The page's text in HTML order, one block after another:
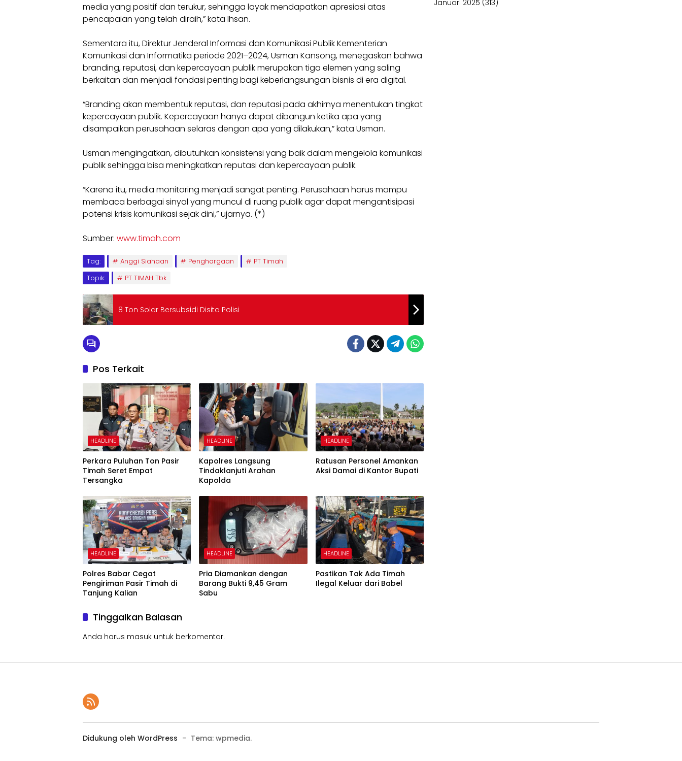
media yang positif dan terukur, sehingga layak mendapatkan apresiasi atas
pencapaian yang telah diraih,” kata Ihsan.
Sementara itu, Direktur Jenderal Informasi dan Komunikasi Publik Kementerian
Komunikasi dan Informatika periode 2021–2024, Usman Kansong, menegaskan bahwa
branding, reputasi, dan kepercayaan publik merupakan tiga elemen yang saling
berkaitan dan menjadi fondasi penting bagi keberlangsungan bisnis di era digital.
“Branding akan membentuk reputasi, dan reputasi pada akhirnya menentukan tingkat
kepercayaan publik. Kepercayaan hanya dapat dibangun ketika apa yang
disampaikan perusahaan selaras dengan apa yang dilakukan,” kata Usman.
Usman mengingatkan, dibutuhkan konsistensi yang baik dalam mengelola komunikasi
publik sehingga bisa meningkatkan reputasi dan kepercayaan publik.
“Karena itu, media monitoring menjadi sangat penting. Perusahaan harus mampu
membaca berbagai sinyal yang muncul di ruang publik agar dapat mengantisipasi
potensi krisis komunikasi sejak dini,” ujarnya. (*)
Sumber: www.timah.com
Tag: Anggi Siahaan Penghargaan
PT Timah
Topik:
PT TIMAH Tbk
8 Ton Solar Bersubsidi Disita Polisi
Pos Terkait
HEADLINE
Perkara Puluhan Ton Pasir
Timah Seret Empat
Tersangka
HEADLINE
Kapolres Langsung
Tindaklanjuti Arahan
Kapolda
HEADLINE
Ratusan Personel Amankan
Aksi Damai di Kantor Bupati
HEADLINE
Polres Babar Cegat
Pengiriman Pasir Timah di
Tanjung Kalian
HEADLINE
Pria Diamankan dengan
Barang Bukti 9,45 Gram
Sabu
HEADLINE
Pastikan Tak Ada Timah
Ilegal Keluar dari Babel
Tinggalkan Balasan
Anda harus masuk untuk berkomentar.
Januari 2025 (313)
Didukung oleh WordPress - Tema: wpmedia.